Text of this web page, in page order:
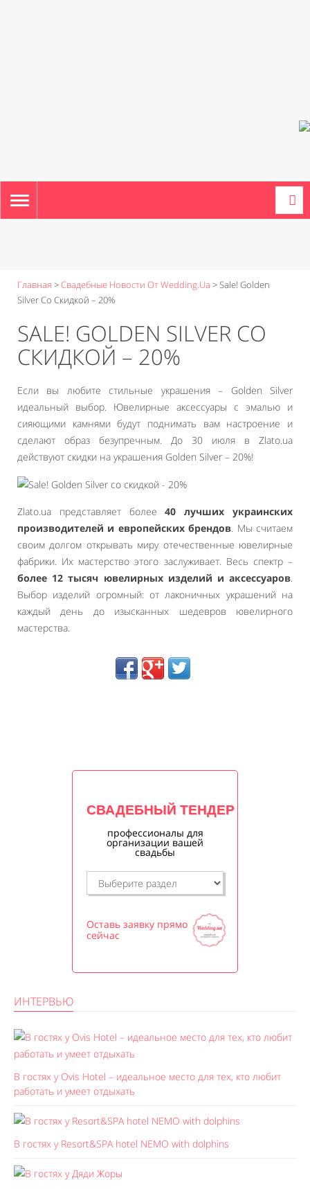
TOGGLE
NAVIGATION
Главная >Свадебные Новости От Wedding.ua >Sale! Golden
Silver Со Скидкой – 20%
SALE! GOLDEN SILVER СО
СКИДКОЙ – 20%
Если вы любите стильные украшения – Golden Silver
идеальный выбор. Ювелирные аксессуары с эмалью и
сияющими камнями будут поднимать вам настроение и
сделают образ безупречным. До 30 июля в Zlato.ua
действуют скидки на украшения Golden Silver – 20%!
Zlato.ua представляет более40 лучших украинских
производителей и европейских брендов. Мы считаем
своим долгом открывать миру отечественные ювелирные
фабрики. Их мастерство этого заслуживает. Весь спектр –
более 12 тысяч ювелирных изделий и аксессуаров.
Выбор изделий огромный: от лаконичных украшений на
каждый день до изысканных шедевров ювелирного
мастерства.
СВАДЕБНЫЙ ТЕНДЕР
профессионалы для
организации вашей
свадьбы
Оставь заявку прямо
сейчас
ИНТЕРВЬЮ
В гостях у Ovis Hotel – идеальное место для тех, кто любит
работать и умеет отдыхать
В гостях у Resort&SPA hotel NEMO with dolphins